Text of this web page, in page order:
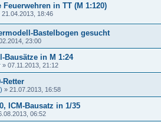
in TT (M 1:120)
21.04.2013, 18:46
Bastelbogen gesucht
23:00
Bausätze in M 1:24
» 07.11.2013, 21:12
Retter
» 21.07.2013, 16:58
ICM-Bausatz in 1/35
06:52